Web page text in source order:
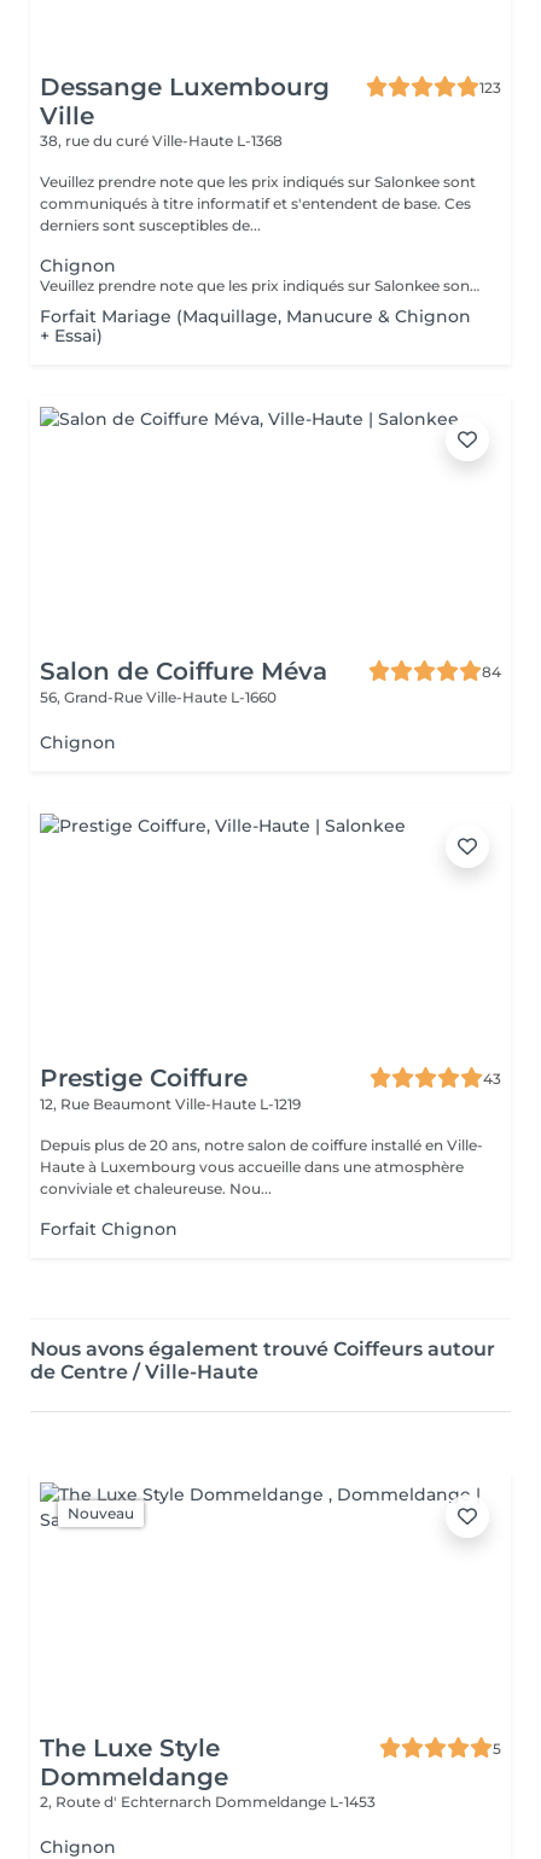
Dessange Luxembourg
Ville
123
38, rue du curé Ville-Haute L-1368
Veuillez prendre note que les prix indiqués sur Salonkee sont
communiqués à titre informatif et s'entendent de base. Ces
derniers sont susceptibles de...
Chignon
Veuillez prendre note que les prix indiqués sur Salonkee sont communiqués à titre informatif et s'entendent de base. Ces derniers sont susceptibles de varier selon le diagnostic réalisé à votre arrivée au salon et l'expertise du professionnel à qui vous confiez votre beauté. Dans tous les cas, un devis précis vous sera proposé et toutes réalisations de prestations seront effectuées avec votre accord.
Forfait Mariage (Maquillage, Manucure & Chignon
+ Essai)
Salon de Coiffure Méva
84
56, Grand-Rue Ville-Haute L-1660
Chignon
Prestige Coiffure
43
12, Rue Beaumont Ville-Haute L-1219
Depuis plus de 20 ans, notre salon de coiffure installé en Ville-
Haute à Luxembourg vous accueille dans une atmosphère
conviviale et chaleureuse. Nou...
Forfait Chignon
Nous avons également trouvé Coiffeurs autour
de Centre / Ville-Haute
Nouveau
The Luxe Style
Dommeldange
5
2, Route d' Echternarch Dommeldange L-1453
Chignon